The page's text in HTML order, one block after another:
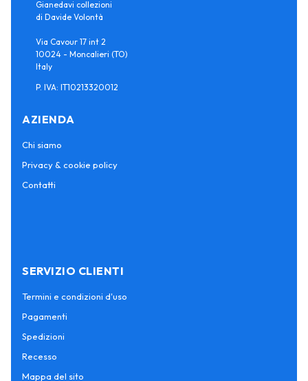
Gianedavi collezioni
di Davide Volontà
Via Cavour 17 int 2
10024 - Moncalieri (TO)
Italy
P. IVA: IT10213320012
AZIENDA
Chi siamo
Privacy & cookie policy
Contatti
SERVIZIO CLIENTI
Termini e condizioni d'uso
Pagamenti
Spedizioni
Recesso
Mappa del sito